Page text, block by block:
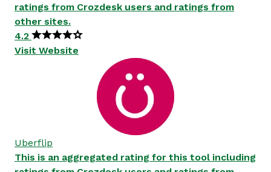
ratings from Crozdesk users and ratings from
other sites.
4.2
Visit Website
Uberflip
This is an aggregated rating for this tool including